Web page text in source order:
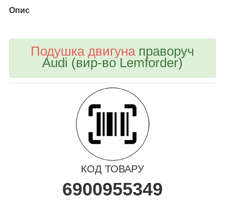
Опис
Подушка двигунаправоруч
Audi (вир-во Lemforder)
КОД ТОВАРУ
6900955349